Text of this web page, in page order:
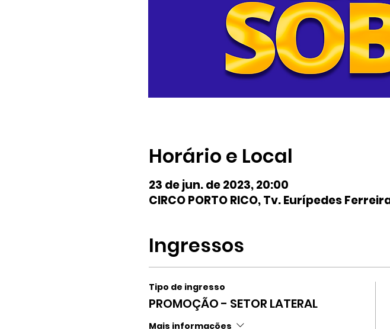
Horário e Local
23 de jun. de 2023, 20:00
CIRCO PORTO RICO, Tv. Eurípedes
Ingressos
Tipo de ingresso
PROMOÇÃO - SETOR LATERAL
Mais informações